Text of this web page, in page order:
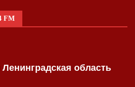
FM
область